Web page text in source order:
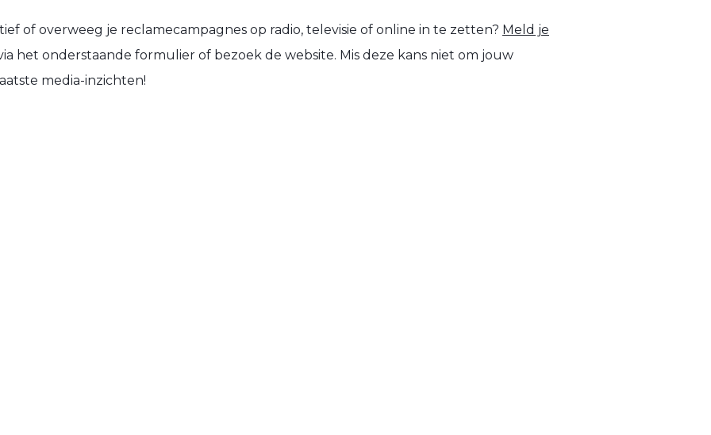
of overweeg je reclamecampagnes op radio, televisie of online in te zetten? Meld je
het onderstaande formulier of bezoek de website. Mis deze kans niet om jouw
media-inzichten!